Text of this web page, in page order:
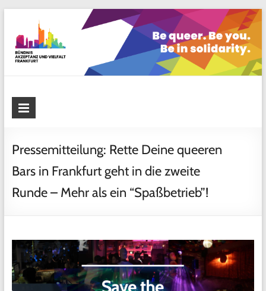
content
Bündnis Akzeptanz und Vielfalt
Pressemitteilung: Rette Deine queeren
Bars in Frankfurt geht in die zweite
Runde – Mehr als ein “Spaßbetrieb”!